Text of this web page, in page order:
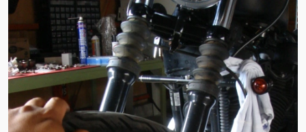
ツ
へ
移
へ
移
動
ン